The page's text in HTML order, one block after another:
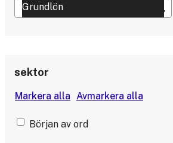
sektor
Början av ord